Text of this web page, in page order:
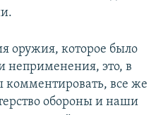
оружия, которое было
неприменения, это, в
все же
обороны и наши